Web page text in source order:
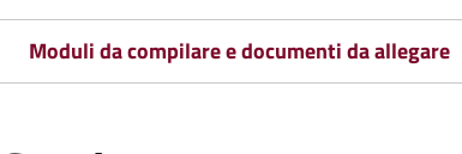
Moduli da compilare e documenti da allegare